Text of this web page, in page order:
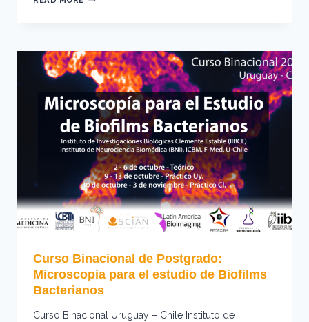
PATOLOGÍA
DIGITAL
Curso Binacional de Postgrado:
Microscopia para el estudio de Biofilms
Bacterianos
Curso Binacional Uruguay – Chile Instituto de